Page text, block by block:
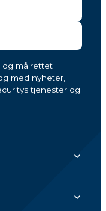
og målrettet
med nyheter,
tjenester og